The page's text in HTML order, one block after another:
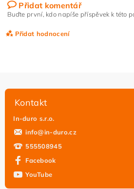
Přidat komentář
Buďte první, kdo napíše příspěvek k této
Přidat hodnocení
Kontakt
In-duro s.r.o.
info@in-duro.cz
555508945
Facebook
YouTube